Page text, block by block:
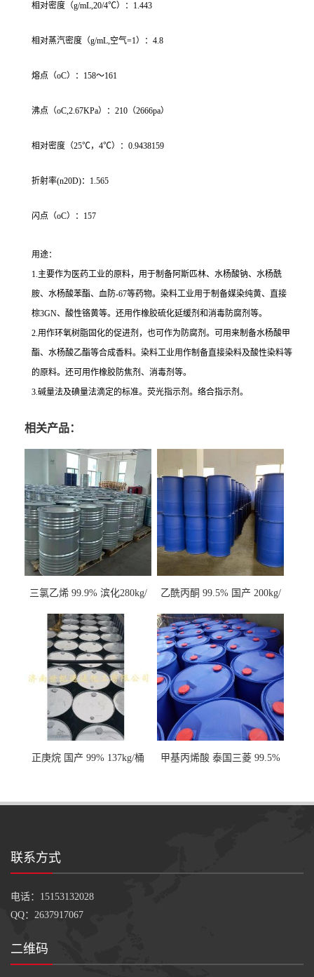
相对密度（g/mL,20/4℃）：1.443
相对蒸汽密度（g/mL,空气=1）：4.8
熔点（oC）：158～161
沸点（oC,2.67KPa）：210（2666pa）
相对密度（25℃，4℃）：0.9438159
折射率(n20D)：1.565
闪点（oC）：157
用途：
1.主要作为医药工业的原料，用于制备阿斯匹林、水杨酸钠、水杨酰
胺、水杨酸苯酯、血防-67等药物。染料工业用于制备媒染纯黄、直接
棕3GN、酸性铬黄等。还用作橡胶硫化延缓剂和消毒防腐剂等。
2.用作环氧树脂固化的促进剂，也可作为防腐剂。可用来制备水杨酸甲
酯、水杨酸乙酯等合成香料。染料工业用作制备直接染料及酸性染料等
的原料。还可用作橡胶防焦剂、消毒剂等。
3.碱量法及碘量法滴定的标准。荧光指示剂。络合指示剂。
相关产品：
三氯乙烯 99.9% 滨化280kg/
乙酰丙酮 99.5% 国产 200kg/
正庚烷 国产 99% 137kg/桶
甲基丙烯酸 泰国三菱 99.5%
联系方式
电话：15153132028
QQ：2637917067
二维码